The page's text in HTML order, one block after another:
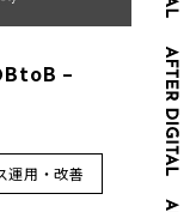
BtoB –
運用・改善